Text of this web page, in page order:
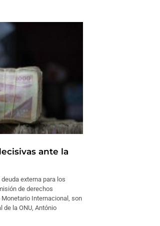
ante la
externa para los
de derechos
Internacional, son
de la ONU, António